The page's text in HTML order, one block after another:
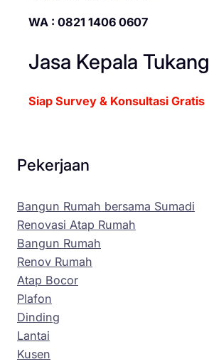
WA : 0821 1406 0607
Jasa Kepala Tukang
Siap Survey & Konsultasi Gratis
Pekerjaan
Bangun Rumah bersama Sumadi
Renovasi Atap Rumah
Bangun Rumah
Renov Rumah
Atap Bocor
Plafon
Dinding
Lantai
Kusen